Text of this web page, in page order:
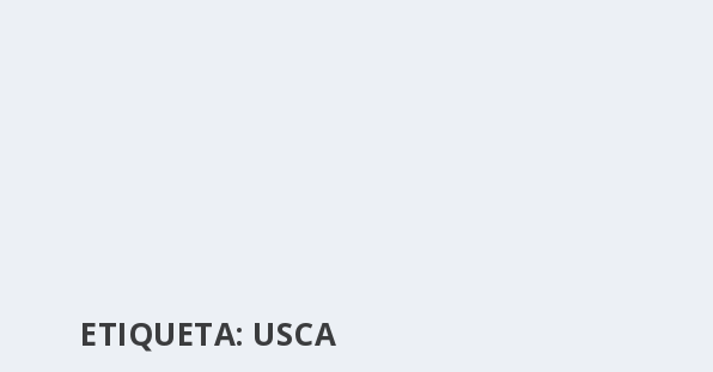
ETIQUETA: USCA